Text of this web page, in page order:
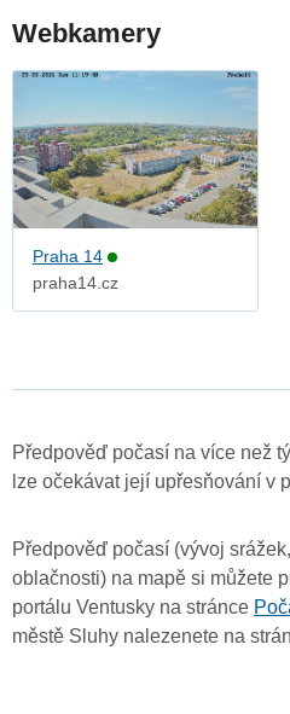
Webkamery
Praha 14
praha14.cz
Předpověď počasí na více než
lze očekávat její upřesňování v
Předpověď počasí (vývoj
oblačnosti) na mapě si můžete
portálu Ventusky na stránce
městě Sluhy nalezenete na